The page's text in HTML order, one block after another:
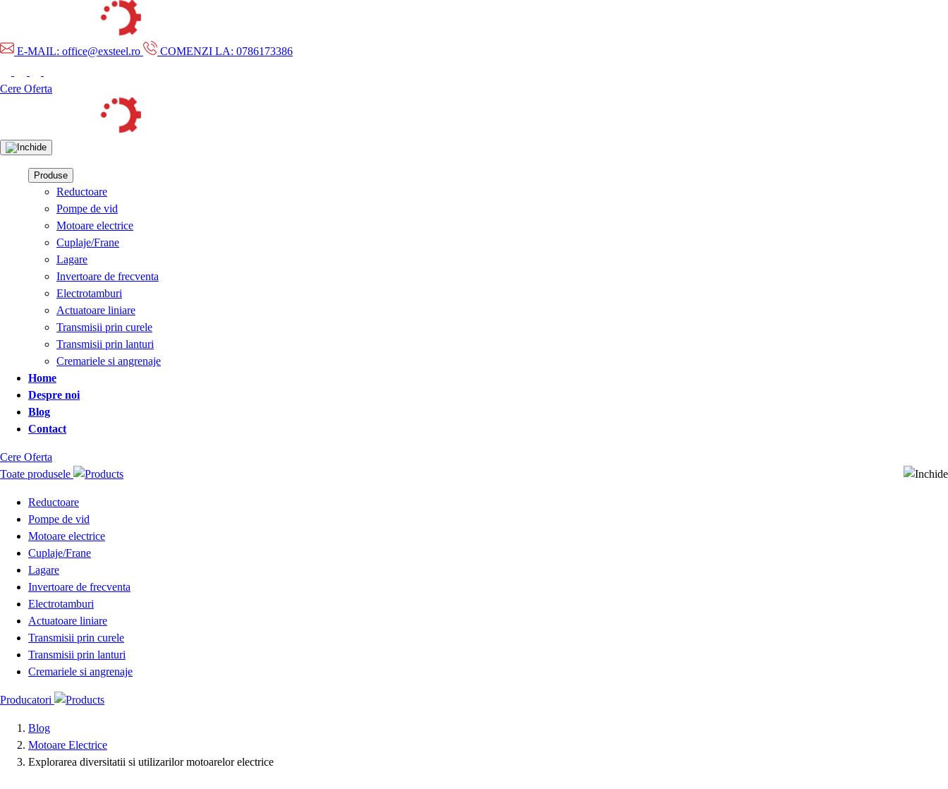
E-MAIL: office@exsteel.ro COMENZI LA: 0786173386
Cere Oferta
Produse
Reductoare
Pompe de vid
Motoare electrice
Cuplaje/Frane
Lagare
Invertoare de frecventa
Electrotamburi
Actuatoare liniare
Transmisii prin curele
Transmisii prin lanturi
Cremariele si angrenaje
Home
Despre noi
Blog
Contact
Cere Oferta
Toate produsele
Reductoare
Pompe de vid
Motoare electrice
Cuplaje/Frane
Lagare
Invertoare de frecventa
Electrotamburi
Actuatoare liniare
Transmisii prin curele
Transmisii prin lanturi
Cremariele si angrenaje
Producatori
Blog
Motoare Electrice
Explorarea diversitatii si utilizarilor motoarelor electrice